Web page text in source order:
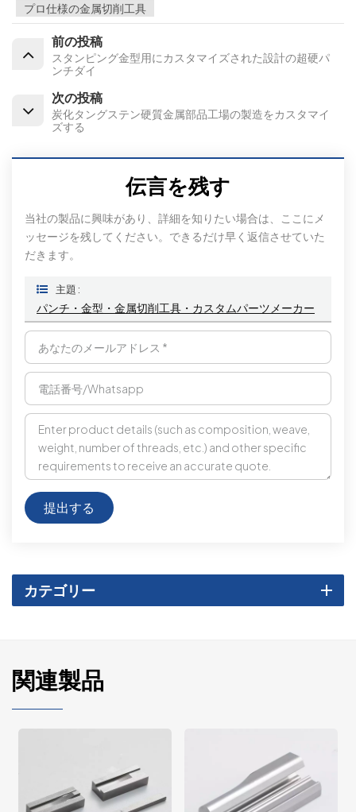
プロ仕様の金属切削工具
前の投稿
スタンピング金型用にカスタマイズされた設計の超硬パ
ンチダイ
次の投稿
炭化タングステン硬質金属部品工場の製造をカスタマイ
ズする
伝言を残す
当社の製品に興味があり、詳細を知りたい場合は、ここにメ
ッセージを残してください。できるだけ早く返信させていた
だきます。
主題 :
パンチ・金型・金属切削工具・カスタムパーツメーカー
提出する
カテゴリー
関連製品